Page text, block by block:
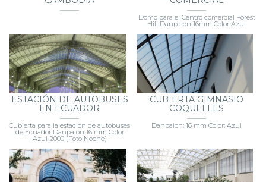
PLAZA COMERCIAL EN
DOMO CENTRO
COMERCIAL
Domo para el Centro comercial Forest
Hill Danpalon 16mm Color Azul
ESTACIÓN DE AUTOBUSES
EN ECUADOR
Cubierta para la estación de autobuses
de Ecuador Danpalon 16 mm Color
Azul 2000 (Foto Noche)
CUBIERTA GIMNASIO
COQUELLES